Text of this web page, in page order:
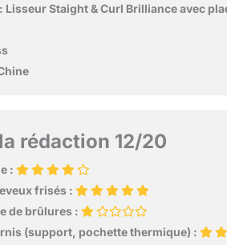
Lisseur Staight & Curl Brilliance avec
rédaction 12/20
:
frisés :
de brûlures :
(support, pochette thermique) :